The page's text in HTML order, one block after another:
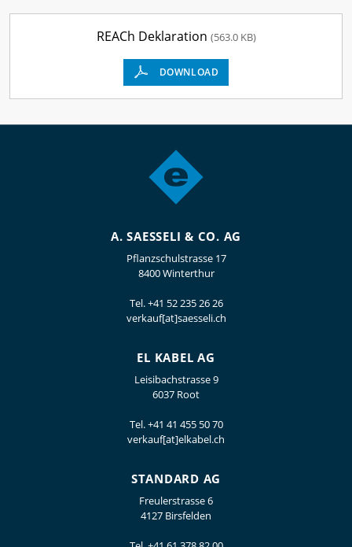
REACh Deklaration (563.0 KB)
DOWNLOAD
A. SAESSELI & CO. AG
Pflanzschulstrasse 17
8400 Winterthur
Tel.+41 52 235 26 26
verkauf[at]saesseli.ch
EL KABEL AG
Leisibachstrasse 9
6037 Root
Tel.+41 41 455 50 70
verkauf[at]elkabel.ch
STANDARD AG
Freulerstrasse 6
4127 Birsfelden